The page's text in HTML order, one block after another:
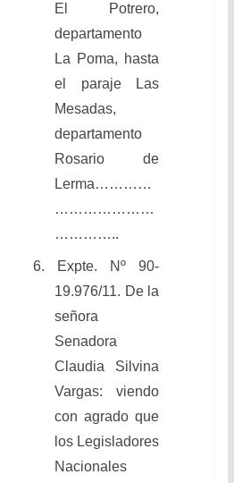
El Potrero,
departamento
La Poma, hasta
el paraje Las
Mesadas,
departamento
Rosario de
Lerma…………
…………………
…………..
6.
Expte. Nº 90-
19.976/11. De la
señora
Senadora
Claudia Silvina
Vargas:viendo
con agrado que
los Legisladores
Nacionales